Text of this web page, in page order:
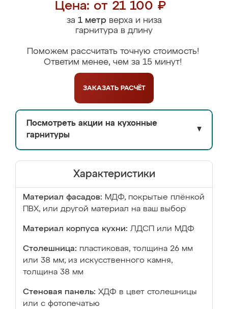
Цена: от 21 100 ₽
за 1 метрверха и низа
гарнитура в длину
Поможем рассчитать точную стоимость!
Ответим менее, чем за 15 минут!
ЗАКАЗАТЬ РАСЧЁТ
Посмотреть акции на кухонные
гарнитуры
▼
Характеристики
Материал фасадов: МДФ, покрытые плёнкой
ПВХ, или другой материал на ваш выбор
Материал корпуса кухни: ЛДСП или МДФ
Столешница: пластиковая, толщина 26 мм
или 38 мм; из искусственного камня,
толщина 38 мм
Стеновая панель: ХДФ в цвет столешницы
или с фотопечатью